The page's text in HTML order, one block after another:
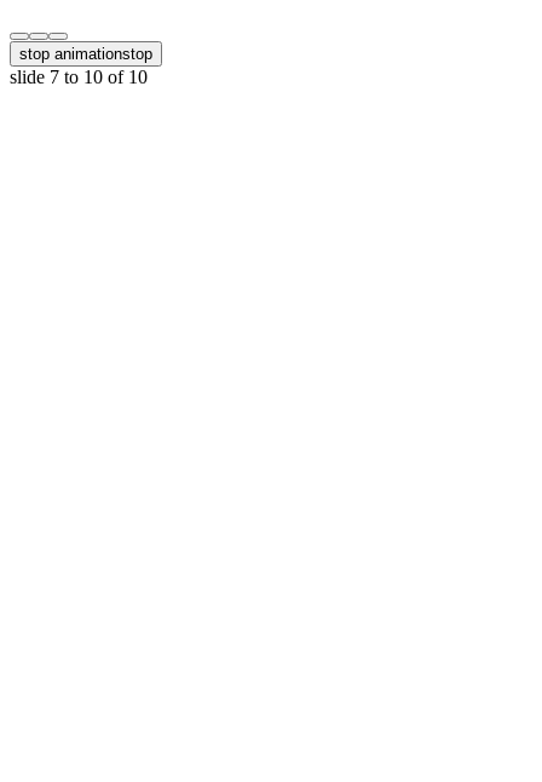
stop animationstop
slide 7 to 10 of 10